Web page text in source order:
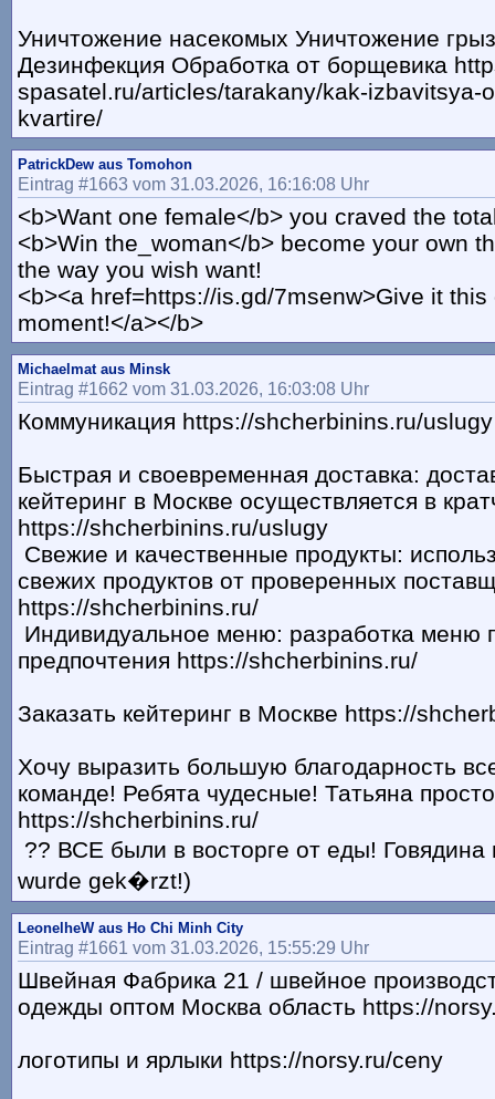
Уничтожение насекомых Уничтожение
Дезинфекция Обработка от борщевика
spasatel.ru/articles/tarakany/kak-izbavitsya-
kvartire/
PatrickDew aus Tomohon
Eintrag #1663 vom 31.03.2026, 16:16:08 Uhr
<b>Want one female</b> you craved the
<b>Win the_woman</b> become your own
the way you wish want!
<b><a href=https://is.gd/7msenw>Give it
moment!</a></b>
Michaelmat aus Minsk
Eintrag #1662 vom 31.03.2026, 16:03:08 Uhr
Коммуникация https://shcherbinins.ru/uslugy
Быстрая и своевременная доставка:
кейтеринг в Москве осуществляется в
https://shcherbinins.ru/uslugy
Свежие и качественные продукты:
свежих продуктов от проверенных
https://shcherbinins.ru/
Индивидуальное меню: разработка меню
предпочтения https://shcherbinins.ru/
Заказать кейтеринг в Москве https://
Хочу выразить большую благодарность
команде! Ребята чудесные! Татьяна
https://shcherbinins.ru/
?? ВСЕ были в восторге от еды!
wurde gek�rzt!)
LeonelheW aus Ho Chi Minh City
Eintrag #1661 vom 31.03.2026, 15:55:29 Uhr
Швейная Фабрика 21 / швейное
одежды оптом Москва область https://
логотипы и ярлыки https://norsy.ru/ceny